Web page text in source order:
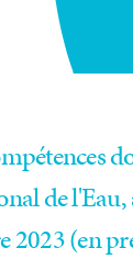
de l'Eau,
2023 (en